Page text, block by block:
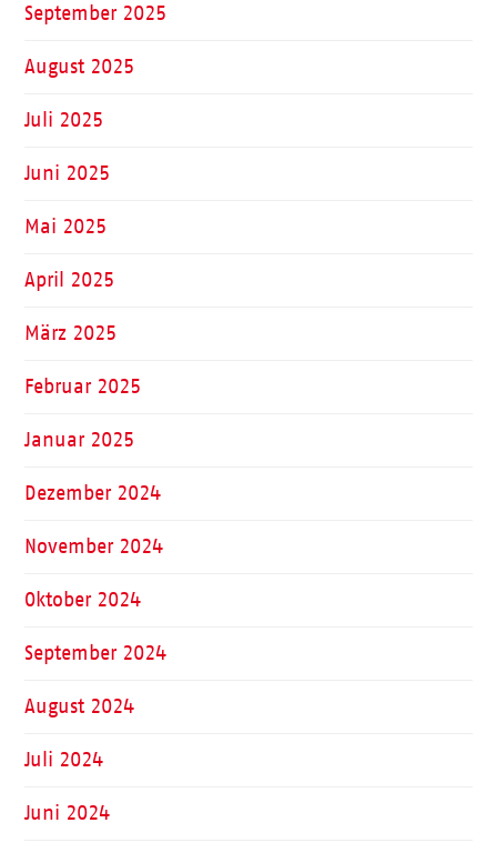
September 2025
August 2025
Juli 2025
Juni 2025
Mai 2025
April 2025
März 2025
Februar 2025
Januar 2025
Dezember 2024
November 2024
Oktober 2024
September 2024
August 2024
Juli 2024
Juni 2024